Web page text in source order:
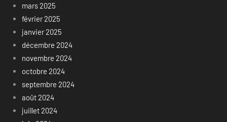
mars 2025
février 2025
janvier 2025
décembre 2024
novembre 2024
octobre 2024
septembre 2024
août 2024
juillet 2024